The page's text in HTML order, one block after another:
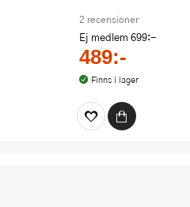
2 recensioner
Ej medlem 699:-
489:-
Finns i lager